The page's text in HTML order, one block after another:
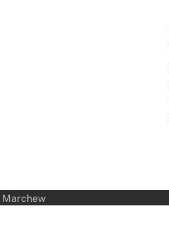
Marchew